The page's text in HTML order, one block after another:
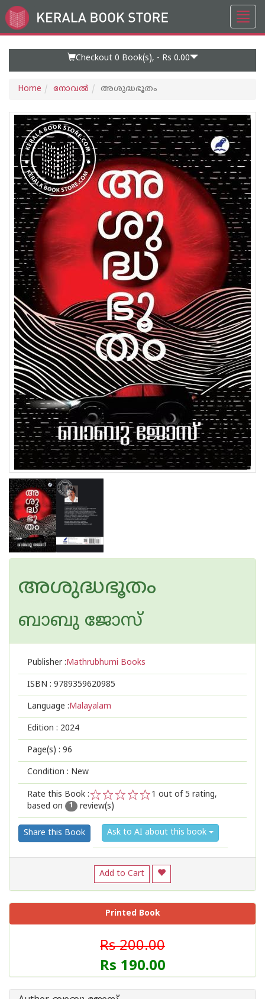
Go
to
Checkout 0 Book(s), - Rs 0.00
Home നോവല്‍ അശുദ്ധഭൂതം
അശുദ്ധഭൂതം
ബാബു ജോസ്‌
Publisher :Mathrubhumi Books
ISBN : 9789359620985
Language :Malayalam
Edition : 2024
Page(s) : 96
Condition : New
Rate this Book :
2
1
1 out of 5 rating,
based on
1 review(s)
Share this Book Ask to AI about this book
Add to Cart
Printed Book
Rs 200.00
Rs 190.00